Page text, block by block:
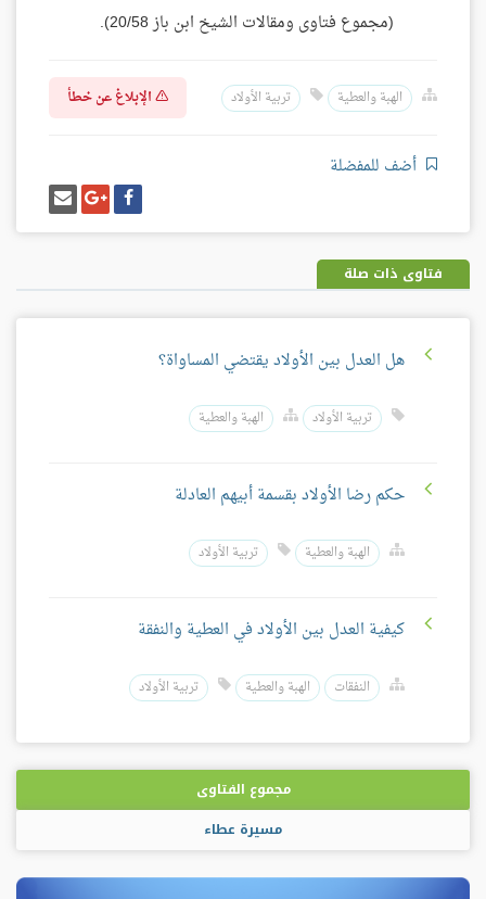
(مجموع فتاوى ومقالات الشيخ ابن باز 20/58).
الهبة والعطية تربية الأولاد الإبلاغ عن خطأ
أضف للمفضلة
شارك
على
فيسبوك
شارك
على
غوغل
بلس
إرسل
إيميل
فتاوى ذات صلة
هل العدل بين الأولاد يقتضي المساواة؟
تربية الأولاد الهبة والعطية
حكم رضا الأولاد بقسمة أبيهم العادلة
الهبة والعطية تربية الأولاد
كيفية العدل بين الأولاد في العطية والنفقة
النفقات الهبة والعطية تربية الأولاد
مجموع الفتاوى
مسيرة عطاء